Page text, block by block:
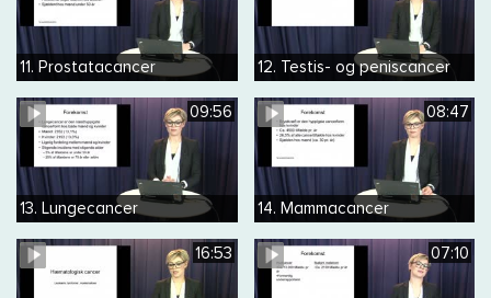
11. Prostatacancer 12. Testis- og peniscancer
09:56
13. Lungecancer
08:47
14. Mammacancer
16:53 07:10